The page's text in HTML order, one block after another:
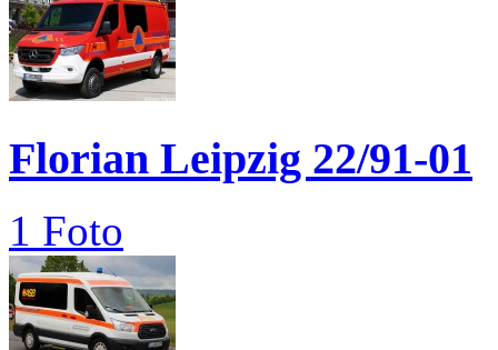
Florian Leipzig 22/91-01
1 Foto